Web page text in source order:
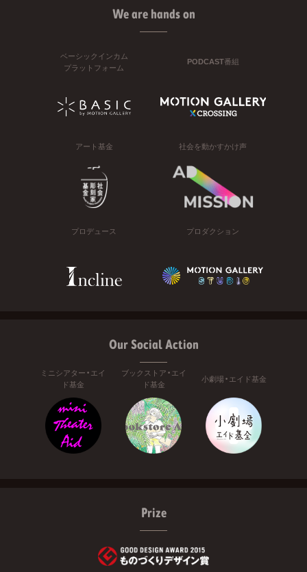
We are hands on
ベーシックインカム
プラットフォーム
PODCAST番組
アート基金 社会を動かすかけ声
プロデュース プロダクション
Our Social Action
ミニシアター・エイ
ド基金
ブックストア・エイ
ド基金
小劇場・エイド基金
Prize